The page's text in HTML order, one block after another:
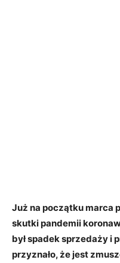
Już na początku marca
skutki pandemii
był spadek sprzedaży i
przyznało, że jest